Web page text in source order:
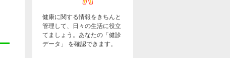
健康に関する情報をきちんと
管理して、日々の生活に役立
てましょう。あなたの「健診
データ」 を確認できます。